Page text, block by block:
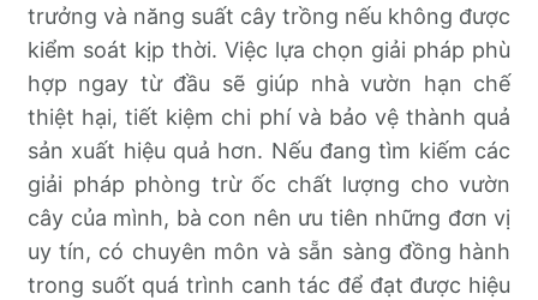
trưởng và năng suất cây trồng nếu không được
kiểm soát kịp thời. Việc lựa chọn giải pháp phù
hợp ngay từ đầu sẽ giúp nhà vườn hạn chế
thiệt hại, tiết kiệm chi phí và bảo vệ thành quả
sản xuất hiệu quả hơn. Nếu đang tìm kiếm các
giải pháp phòng trừ ốc chất lượng cho vườn
cây của mình, bà con nên ưu tiên những đơn vị
uy tín, có chuyên môn và sẵn sàng đồng hành
trong suốt quá trình canh tác để đạt được hiệu